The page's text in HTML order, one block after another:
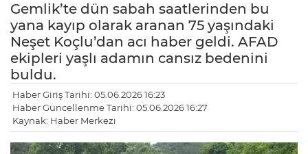
Gemlik’te dün sabah saatlerinden bu
yana kayıp olarak aranan 75 yaşındaki
Neşet Koçlu’dan acı haber geldi. AFAD
ekipleri yaşlı adamın cansız bedenini
buldu.
Haber Giriş Tarihi: 05.06.2026 16:23
Haber Güncellenme Tarihi: 05.06.2026 16:27
Kaynak: Haber Merkezi